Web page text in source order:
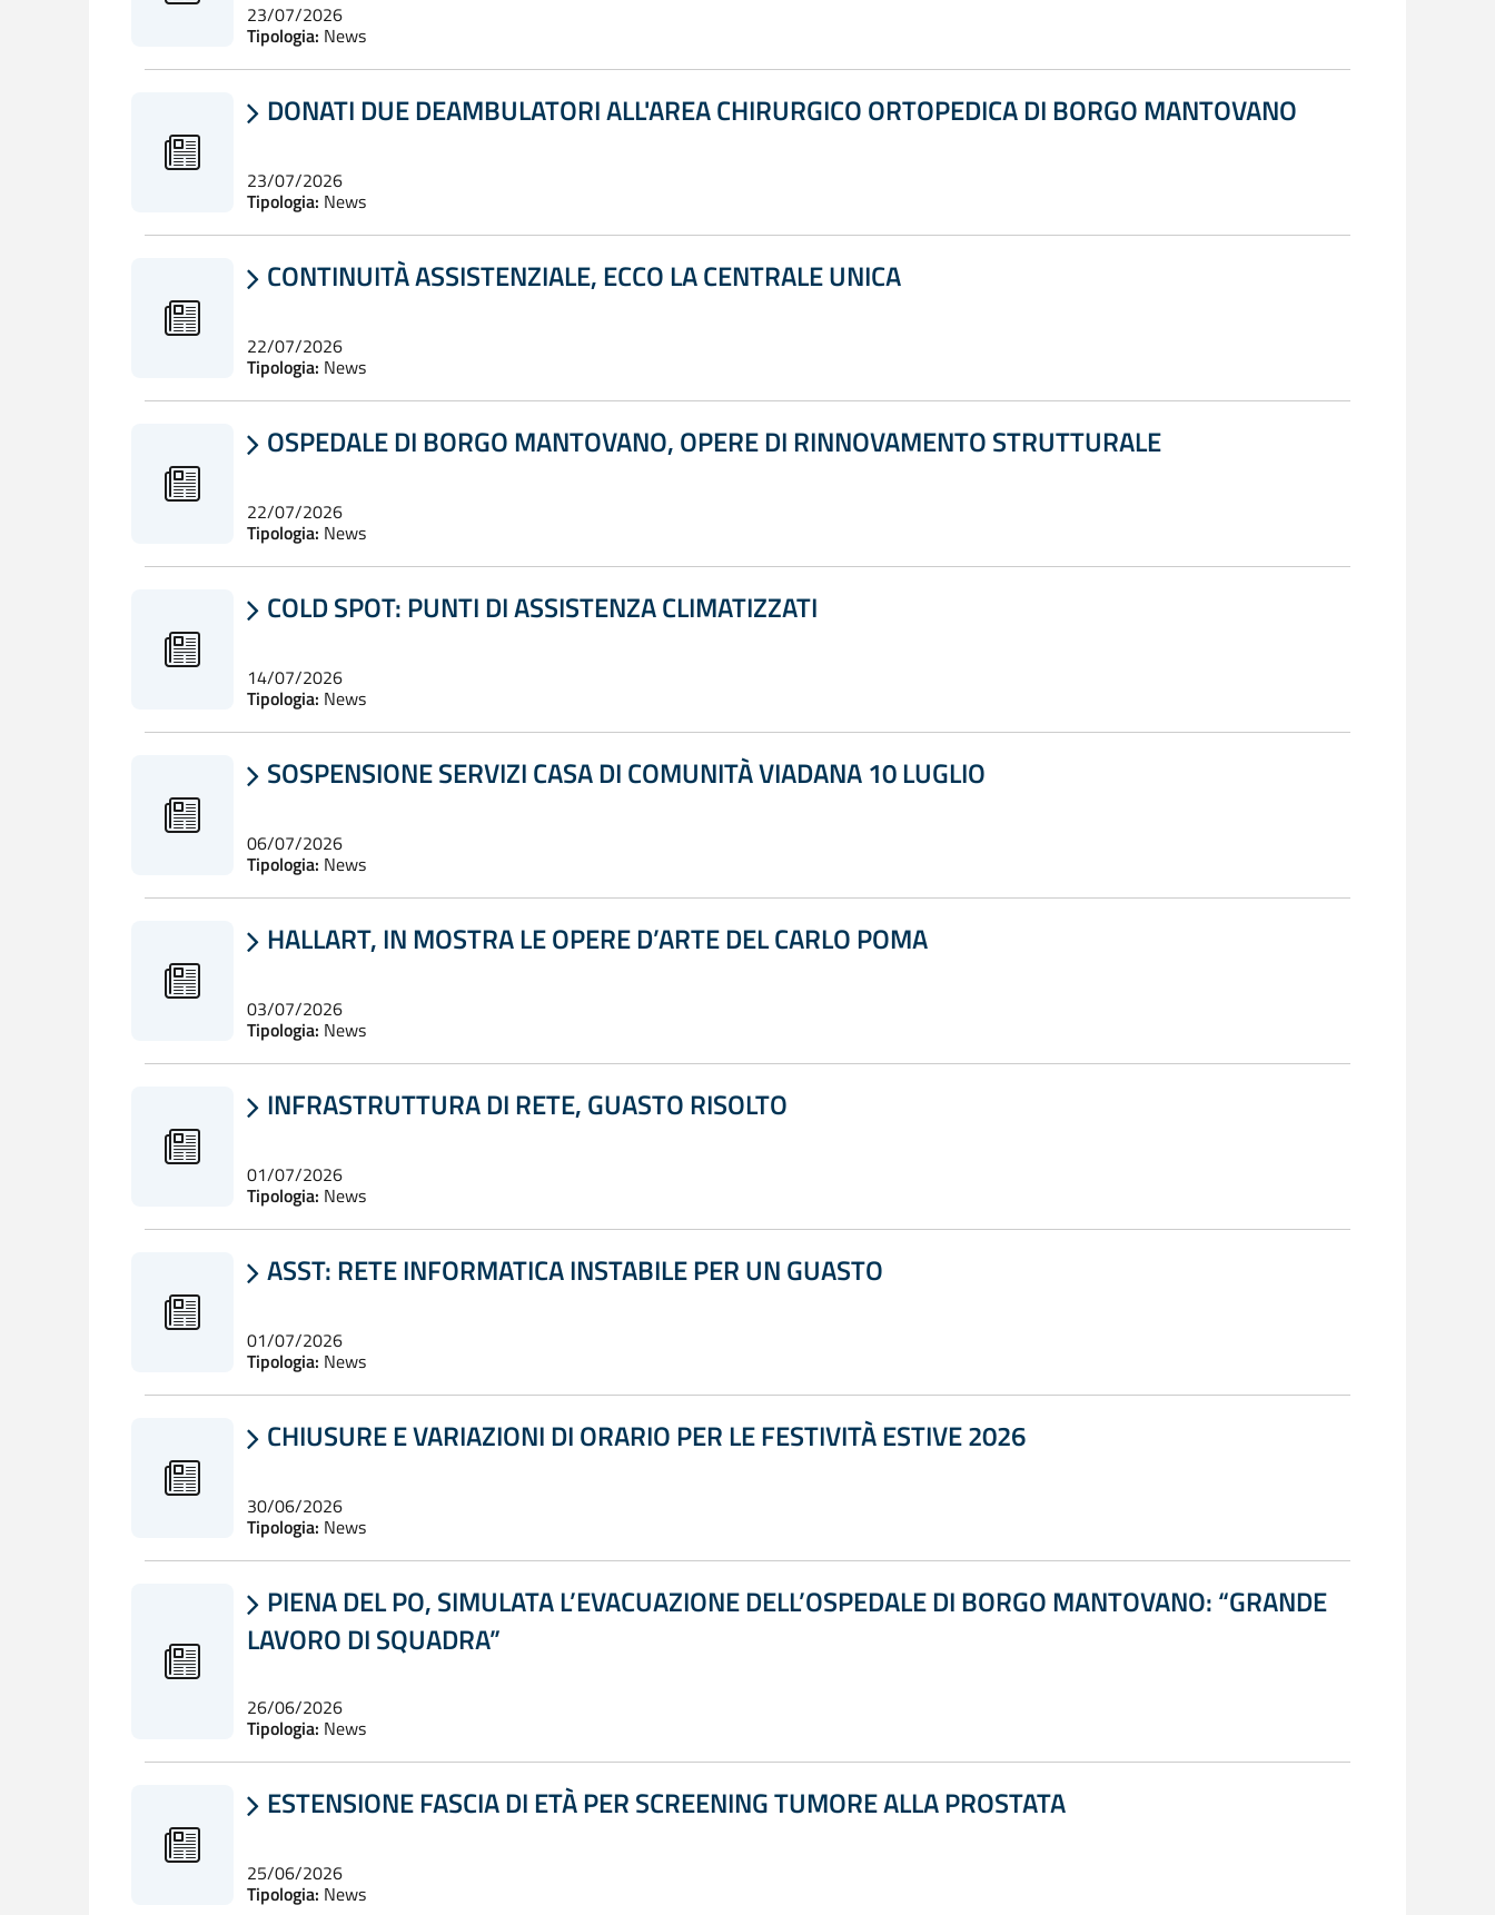
23/07/2026
Tipologia: News
 DONATI DUE DEAMBULATORI ALL'AREA CHIRURGICO ORTOPEDICA DI BORGO MANTOVANO
23/07/2026
Tipologia: News
 CONTINUITÀ ASSISTENZIALE, ECCO LA CENTRALE UNICA
22/07/2026
Tipologia: News
 OSPEDALE DI BORGO MANTOVANO, OPERE DI RINNOVAMENTO STRUTTURALE
22/07/2026
Tipologia: News
 COLD SPOT: PUNTI DI ASSISTENZA CLIMATIZZATI
14/07/2026
Tipologia: News
 SOSPENSIONE SERVIZI CASA DI COMUNITÀ VIADANA 10 LUGLIO
06/07/2026
Tipologia: News
 HALLART, IN MOSTRA LE OPERE D’ARTE DEL CARLO POMA
03/07/2026
Tipologia: News
 INFRASTRUTTURA DI RETE, GUASTO RISOLTO
01/07/2026
Tipologia: News
 ASST: RETE INFORMATICA INSTABILE PER UN GUASTO
01/07/2026
Tipologia: News
 CHIUSURE E VARIAZIONI DI ORARIO PER LE FESTIVITÀ ESTIVE 2026
30/06/2026
Tipologia: News
 PIENA DEL PO, SIMULATA L’EVACUAZIONE DELL’OSPEDALE DI BORGO MANTOVANO: “GRANDE
LAVORO DI SQUADRA”
26/06/2026
Tipologia: News
 ESTENSIONE FASCIA DI ETÀ PER SCREENING TUMORE ALLA PROSTATA
25/06/2026
Tipologia: News